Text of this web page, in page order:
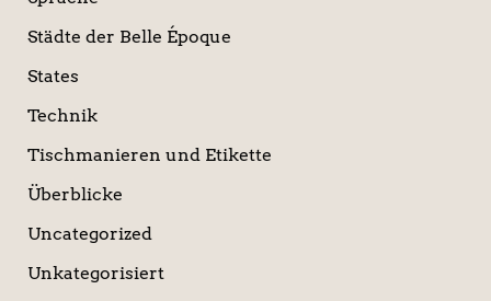
Städte der Belle Époque
States
Technik
Tischmanieren und Etikette
Überblicke
Uncategorized
Unkategorisiert